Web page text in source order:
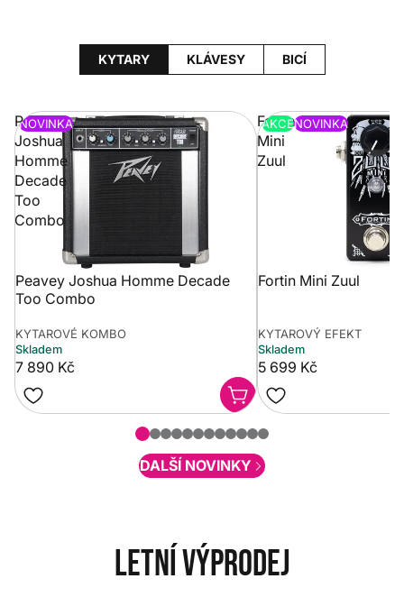
KYTARY KLÁVESY BICÍ
Peavey
Joshua
Homme
Decade
Too
Combo
NOVINKA
Peavey Joshua Homme Decade
Too Combo
KYTAROVÉ KOMBO
Skladem
7 890 Kč
Fortin
Mini
Zuul
AKCENOVINKA
Fortin Mini Zuul
KYTAROVÝ EFEKT
Skladem
5 699 Kč
DALŠÍ NOVINKY
Letní výprodej